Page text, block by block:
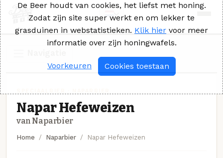
Napar Hefeweizen
van Naparbier
Home Naparbier Napar Hefeweizen
De Beer houdt van cookies, het liefst met honing.
Zodat zijn site super werkt en om lekker te
grasduinen in webstatistieken. Klik hier voor meer
informatie over zijn honingwafels.
Voorkeuren Cookies toestaan